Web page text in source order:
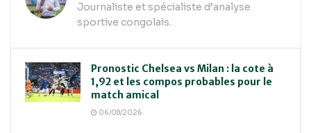
Journaliste et spécialiste d’analyse
sportive congolais.
Pronostic Chelsea vs Milan : la cote à
1,92 et les compos probables pour le
match amical
06/08/2026